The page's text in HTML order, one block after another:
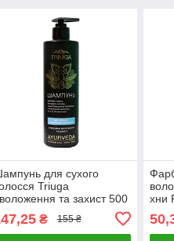
для сухого
Triuga
та захист 500
₴ 155 ₴
хни